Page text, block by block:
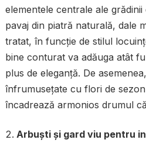
elementele centrale ale
pavaj din piatră naturală, dale
tratat, în funcție de stilul
bine conturat va adăuga atât
plus de eleganță. De
înfrumusețate cu flori de
încadrează armonios drumul
Arbuști și gard viu pentru